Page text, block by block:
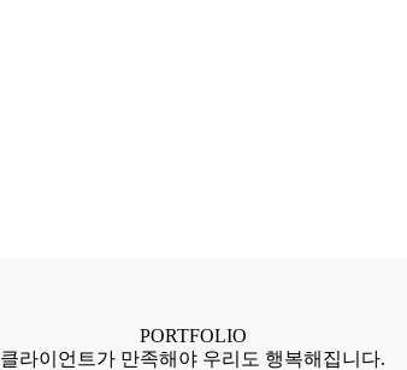
PORTFOLIO
클라이언트가 만족해야 우리도 행복해집니다.